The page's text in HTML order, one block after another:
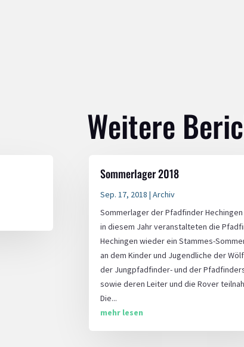
Weitere
Sommerlager 2018
Sep. 17, 2018 | Archiv
Sommerlager der Pfadfinder Hechingen
in diesem Jahr veranstalteten die
Hechingen wieder ein Stammes-
an dem Kinder und Jugendliche der
der Jungpfadfinder- und der
sowie deren Leiter und die Rover
Die...
mehr lesen